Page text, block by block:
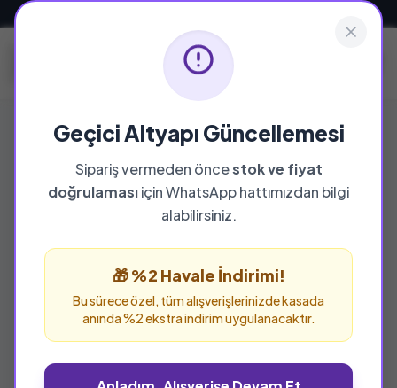
Geçici Altyapı Güncellemesi
Sipariş vermeden öncestok ve fiyat
doğrulamasıiçin WhatsApp hattımızdan bilgi
alabilirsiniz.
🎁 %2 Havale İndirimi!
Bu sürece özel, tüm alışverişlerinizde kasada
anında %2 ekstra indirim uygulanacaktır.